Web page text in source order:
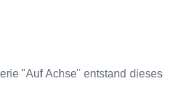
"Auf Achse" entstand dieses